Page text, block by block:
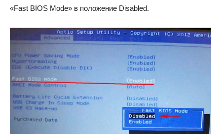
«Fast BIOS Mode» в положение Disabled.